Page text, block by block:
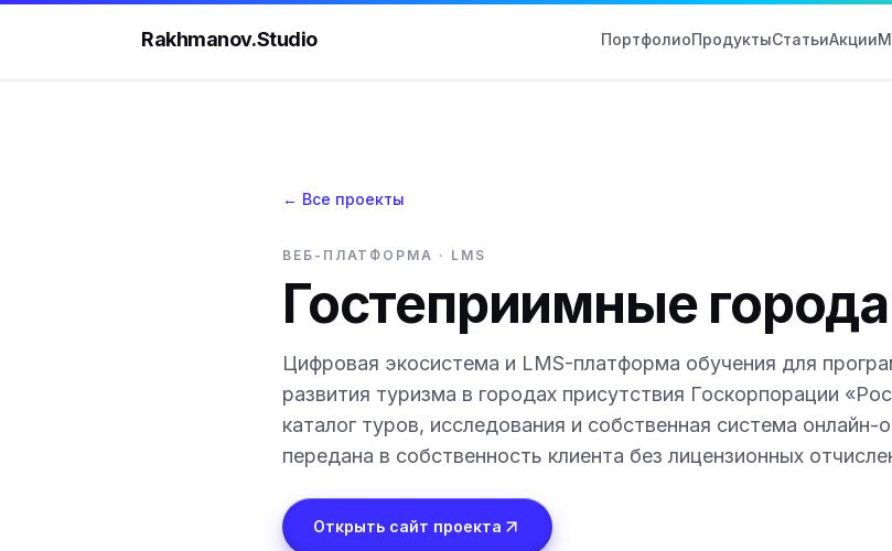
Rakhmanov.Studio ПортфолиоПродуктыСтатьиАкции
← Все проекты
ВЕБ-ПЛАТФОРМА · LMS
Гостеприимные
Цифровая экосистема и LMS-платформа обучения для
развития туризма в городах присутствия Госкорпорации
каталог туров, исследования и собственная система
передана в собственность клиента без лицензионных
Открыть сайт проекта